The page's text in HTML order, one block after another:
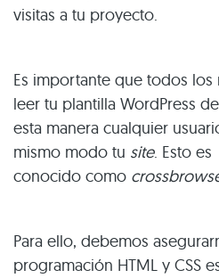
visitas a tu proyecto.
Es importante que todos
leer tu plantilla WordPress
esta manera cualquier
mismo modo tu site. Esto es
conocido como
Para ello, debemos
programación HTML y CSS